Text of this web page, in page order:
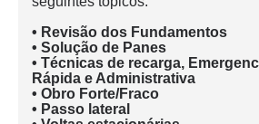
• Revisão dos Fundamentos
• Solução de Panes
• Técnicas de recarga,
Rápida e Administrativa
• Obro Forte/Fraco
• Passo lateral